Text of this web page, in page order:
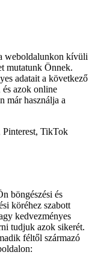
weboldalunkon kívüli
mutatunk Önnek.
adatait a következő
azok online
már használja a
TikTok
böngészési és
köréhez szabott
kedvezményes
tudjuk azok sikerét.
féltől származó